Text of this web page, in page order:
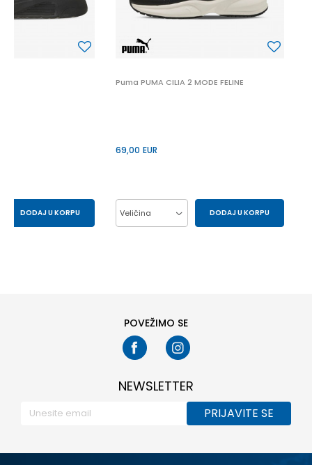
DODAJ U KORPU
Puma PUMA CILIA 2 MODE FELINE
69,00 EUR
Veličina DODAJ U KORPU
POVEŽIMO SE
NEWSLETTER
PRIJAVITE SE